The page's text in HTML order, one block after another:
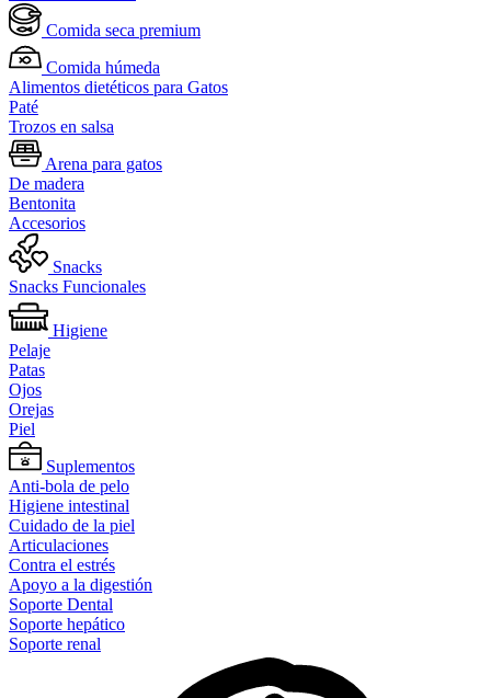
Comida seca premium
Comida húmeda
Alimentos dietéticos para Gatos
Paté
Trozos en salsa
Arena para gatos
De madera
Bentonita
Accesorios
Snacks
Snacks Funcionales
Higiene
Pelaje
Patas
Ojos
Orejas
Piel
Suplementos
Anti-bola de pelo
Higiene intestinal
Cuidado de la piel
Articulaciones
Contra el estrés
Apoyo a la digestión
Soporte Dental
Soporte hepático
Soporte renal